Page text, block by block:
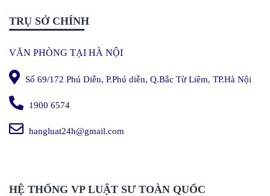
TRỤ SỞ CHÍNH
VĂN PHÒNG TẠI HÀ NỘI
Số 69/172 Phú Diễn, P.Phú diễn, Q.Bắc Từ Liêm, TP.Hà Nội
1900 6574
hangluat24h@gmail.com
HỆ THỐNG VP LUẬT SƯ TOÀN QUỐC